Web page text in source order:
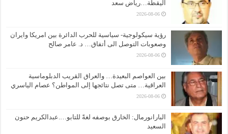
اليقظة…رياض سعد
2026-08-06
رؤية سيكولوجية- سياسية للحرب الدائرة بين امريكا وايران
وصعوبات التوصل الى أتفاق… د. عامر صالح
2026-08-06
بين العواصم البعيدة… والعراق القريب الدبلوماسية
العراقية… متى تصل نتائجها إلى المواطن؟ عصام الياسري
2026-08-06
البارانورمال: الخارق بوصفه لغةً للتابو….عبدالكريم حنون
السعيد